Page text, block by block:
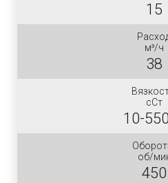
15
м³/ч
38
сСт
10-
об/
450